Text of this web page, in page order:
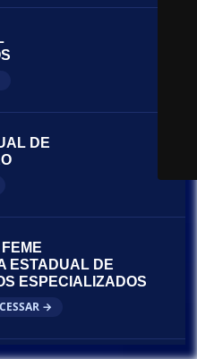
DE
FEME
ESTADUAL DE
ESPECIALIZADOS
→